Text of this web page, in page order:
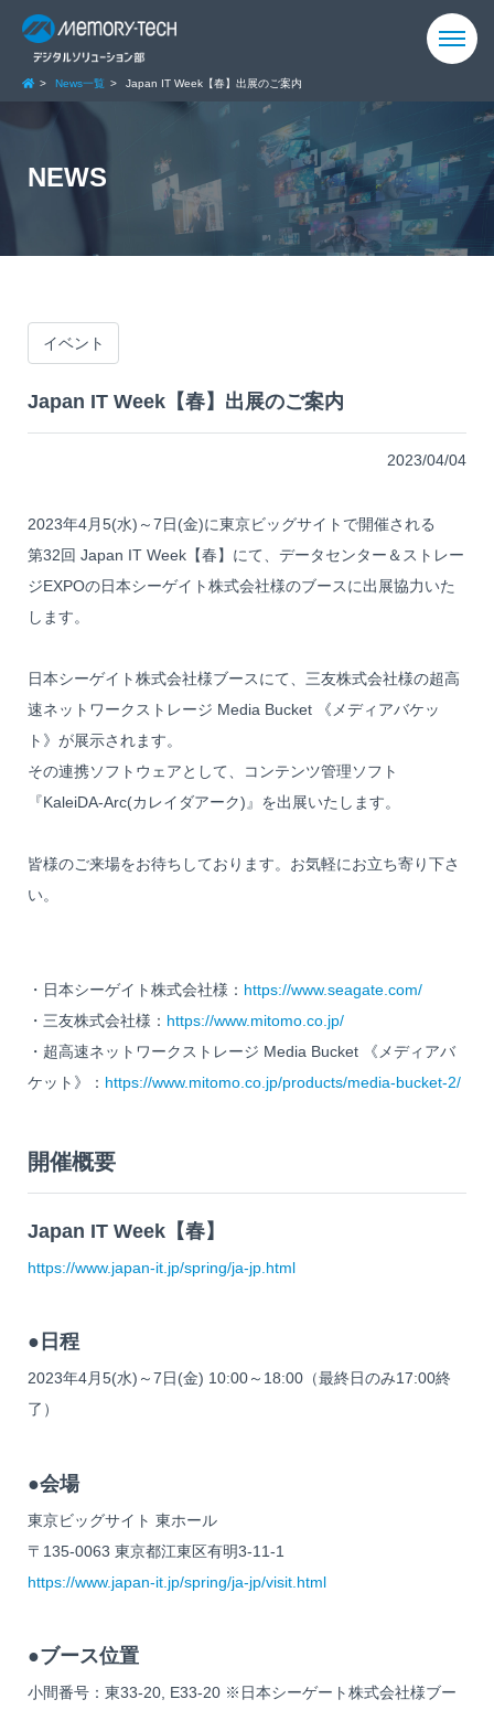
News一覧 Japan IT Week【春】出展のご案内
NEWS
イベント
Japan IT Week【春】出展のご案内
2023/04/04
2023年4月5(水)～7日(金)に東京ビッグサイトで開催される
第32回 Japan IT Week【春】にて、データセンター＆ストレー
ジEXPOの日本シーゲイト株式会社様のブースに出展協力いた
します。
日本シーゲイト株式会社様ブースにて、三友株式会社様の超高
速ネットワークストレージ Media Bucket 《メディアバケッ
ト》 が展示されます。
その連携ソフトウェアとして、コンテンツ管理ソフト
『KaleiDA-Arc(カレイダアーク)』 を出展いたします。
皆様のご来場をお待ちしております。お気軽にお立ち寄り下さ
い。
・日本シーゲイト株式会社様： https://www.seagate.com/
・三友株式会社様： https://www.mitomo.co.jp/
・超高速ネットワークストレージ Media Bucket 《メディアバ
ケット》： https://www.mitomo.co.jp/products/media-bucket-2/
開催概要
Japan IT Week【春】
https://www.japan-it.jp/spring/ja-jp.html
●日程
2023年4月5(水)～7日(金) 10:00～18:00（最終日のみ17:00終
了）
●会場
東京ビッグサイト 東ホール
〒135-0063 東京都江東区有明3-11-1
https://www.japan-it.jp/spring/ja-jp/visit.html
●ブース位置
小間番号：東33-20, E33-20 ※日本シーゲート株式会社様ブー